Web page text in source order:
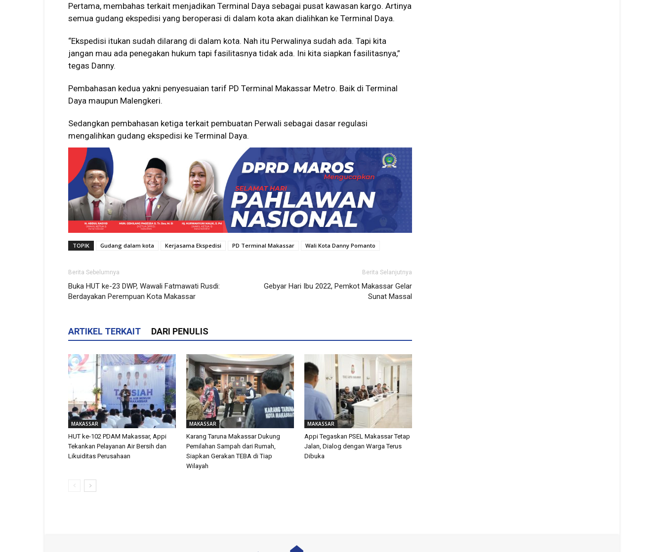
Pertama, membahas terkait menjadikan Terminal Daya sebagai pusat kawasan kargo. Artinya
semua gudang ekspedisi yang beroperasi di dalam kota akan dialihkan ke Terminal Daya.
“Ekspedisi itukan sudah dilarang di dalam kota. Nah itu Perwalinya sudah ada. Tapi kita
jangan mau ada penegakan hukum tapi fasilitasnya tidak ada. Ini kita siapkan fasilitasnya,”
tegas Danny.
Pembahasan kedua yakni penyesuaian tarif PD Terminal Makassar Metro. Baik di Terminal
Daya maupun Malengkeri.
Sedangkan pembahasan ketiga terkait pembuatan Perwali sebagai dasar regulasi
mengalihkan gudang ekspedisi ke Terminal Daya.
TOPIK Gudang dalam kota Kerjasama Ekspedisi PD Terminal Makassar Wali Kota Danny Pomanto
Berita Sebelumnya
Buka HUT ke-23 DWP, Wawali Fatmawati Rusdi:
Berdayakan Perempuan Kota Makassar
Berita Selanjutnya
Gebyar Hari Ibu 2022, Pemkot Makassar Gelar
Sunat Massal
ARTIKEL TERKAIT DARI PENULIS
MAKASSAR
HUT ke-102 PDAM Makassar, Appi
Tekankan Pelayanan Air Bersih dan
Likuiditas Perusahaan
MAKASSAR
Karang Taruna Makassar Dukung
Pemilahan Sampah dari Rumah,
Siapkan Gerakan TEBA di Tiap
Wilayah
MAKASSAR
Appi Tegaskan PSEL Makassar Tetap
Jalan, Dialog dengan Warga Terus
Dibuka